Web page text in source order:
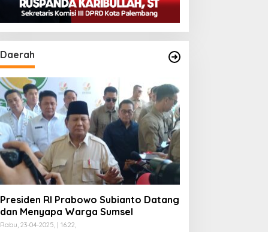
Daerah
Presiden RI Prabowo Subianto Datang
dan Menyapa Warga Sumsel
Rabu, 23-04-2025, | 16:22,